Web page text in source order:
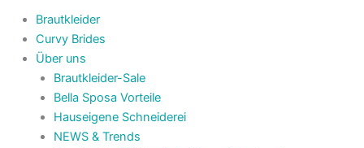
Brautkleider
Curvy Brides
Über uns
Brautkleider-Sale
Bella Sposa Vorteile
Hauseigene Schneiderei
NEWS & Trends